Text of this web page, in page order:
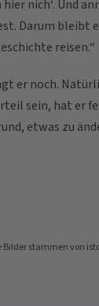
nich‘. Und
Darum bleibt
reisen.“
er noch.
sein, hat er
etwas zu
Bilder stammen von